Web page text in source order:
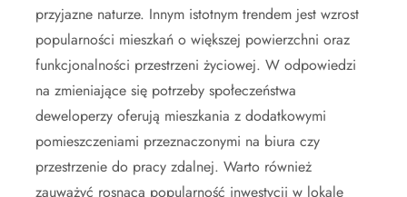
przyjazne naturze. Innym istotnym trendem jest wzrost
popularności mieszkań o większej powierzchni oraz
funkcjonalności przestrzeni życiowej. W odpowiedzi
na zmieniające się potrzeby społeczeństwa
deweloperzy oferują mieszkania z dodatkowymi
pomieszczeniami przeznaczonymi na biura czy
przestrzenie do pracy zdalnej. Warto również
zauważyć rosnącą popularność inwestycji w lokale